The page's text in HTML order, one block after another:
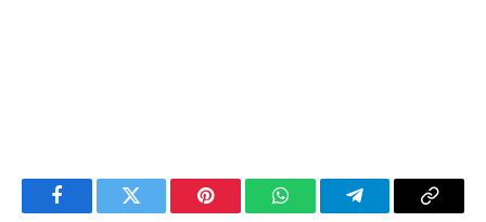
FacebookTwitter Pinterest WhatsAppTelegramCopy